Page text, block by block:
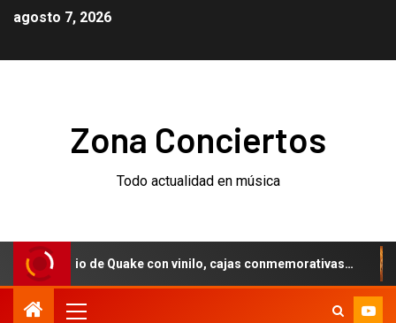
agosto 7, 2026
Zona Conciertos
Todo actualidad en música
de Quake con vinilo, cajas conmemorativas…